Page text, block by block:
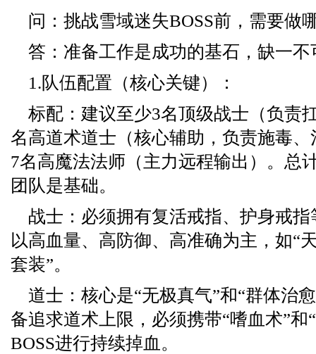
问：挑战雪域迷失BOSS前，需要做
答：准备工作是成功的基石，缺一不
1.队伍配置（核心关键）：
标配：建议至少3名顶级战士（负责
名高道术道士（核心辅助，负责施毒
7名高魔法法师（主力远程输出）。总
团队是基础。
战士：必须拥有复活戒指、护身戒
以高血量、高防御、高准确为主，如“
套装”。
道士：核心是“无极真气”和“群体治
备追求道术上限，必须携带“嗜血术”和
BOSS进行持续掉血。